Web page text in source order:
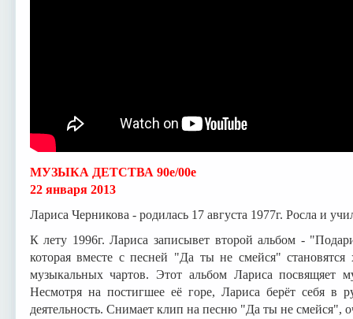
МУЗЫКА ДЕТСТВА 90е/00е
22 января 2013
Лариса Черникова - родилась 17 августа 1977г. Росла и
К лету 1996г. Лариса записывет второй альбом -
которая вместе с песней "Да ты не смейся"
музыкальных чартов. Этот альбом Лариса посвящяет
Несмотря на постигшее её горе, Лариса берёт себя в
деятельность. Снимает клип на песню "Да ты не смейся",